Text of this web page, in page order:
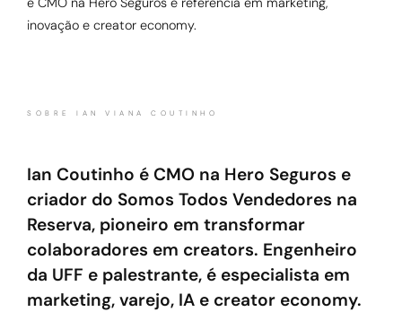
inovação e creator economy.
SOBRE IAN VIANA COUTINHO
Ian Coutinho é CMO na Hero Seguros e
criador do Somos Todos Vendedores na
Reserva, pioneiro em transformar
colaboradores em creators. Engenheiro
da UFF e palestrante, é especialista em
marketing, varejo, IA e creator economy.